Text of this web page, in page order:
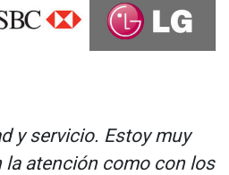
y servicio. Estoy muy
atención como con los